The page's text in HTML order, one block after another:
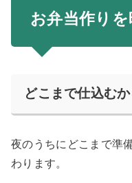
お弁当作り
どこまで仕込む
夜のうちにどこまで準
わります。